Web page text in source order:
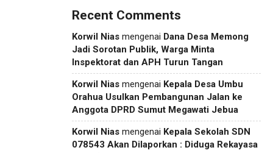
Recent Comments
Korwil Nias mengenai Dana Desa Memong
Jadi Sorotan Publik, Warga Minta
Inspektorat dan APH Turun Tangan
Korwil Nias mengenai Kepala Desa Umbu
Orahua Usulkan Pembangunan Jalan ke
Anggota DPRD Sumut Megawati Jebua
Korwil Nias mengenai Kepala Sekolah SDN
078543 Akan Dilaporkan : Diduga Rekayasa